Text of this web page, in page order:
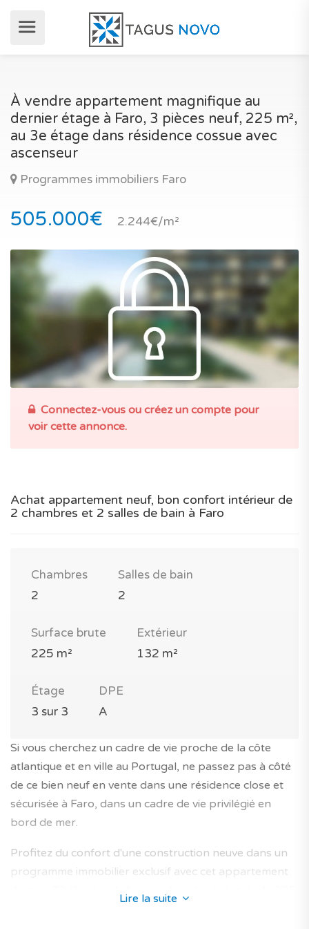
À vendre appartement magnifique au
dernier étage à Faro, 3 pièces neuf, 225 m²,
au 3e étage dans résidence cossue avec
ascenseur
Programmes immobiliers Faro
505.000€ 2.244€/m²
Connectez-vous ou créez un compte pour
voir cette annonce.
Achat appartement neuf, bon confort intérieur de
2 chambres et 2 salles de bain à Faro
Chambres
2
Salles de bain
2
Surface brute
225 m²
Extérieur
132 m²
Étage
3 sur 3
DPE
A
Si vous cherchez un cadre de vie proche de la côte
atlantique et en ville au Portugal, ne passez pas à côté
de ce bien neuf en vente dans une résidence close et
sécurisée à Faro, dans un cadre de vie privilégié en
bord de mer.
Profitez du confort d'une construction neuve dans un
programme immobilier exclusif avec cet appartement
Lire la suite